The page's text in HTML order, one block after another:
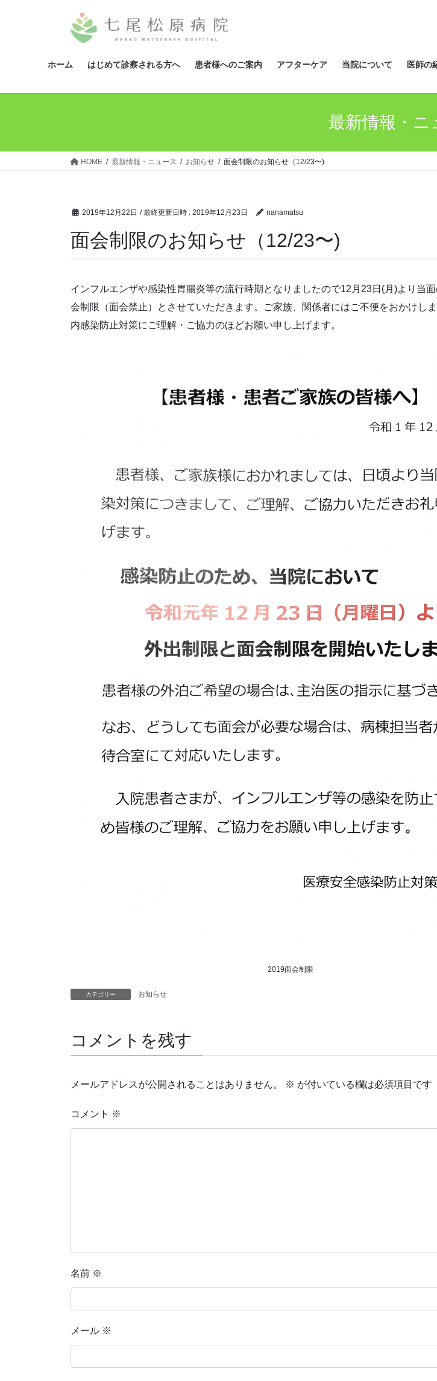
ス
ン
ホーム はじめて診察される方へ 患者様へのご案内 アフターケア 当院について 医師の
最新情報・ニ
HOME 最新情報・ニュース お知らせ 面会制限のお知らせ（12/23〜)
2019年12月22日 / 最終更新日時 : 2019年12月23日 nanamatsu
面会制限のお知らせ（12/23〜)
インフルエンザや感染性胃腸炎等の流行時期となりましたので12月23日(月)より当
会制限（面会禁止）とさせていただきます。ご家族、関係者にはご不便をおかけし
内感染防止対策にご理解・ご協力のほどお願い申し上げます。
2019面会制限
カテゴリー お知らせ
コメントを残す
メールアドレスが公開されることはありません。 ※ が付いている欄は必須項目です
コメント ※
名前 ※
メール ※